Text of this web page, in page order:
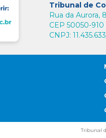
Tribunal de
Rua da Aurora,
CEP 50050-910
CNPJ:
Tribunal